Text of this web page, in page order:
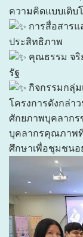
ความคิดแบบเติบ
การสื่อสารแ
ประสิทธิภาพ
คุณธรรม จริ
รัฐ
กิจกรรมกลุ่ม
โครงการดังกล่า
ศักยภาพบุคลากร
บุคลากรคุณภาพ
ศึกษาเพื่อชุมชนอ